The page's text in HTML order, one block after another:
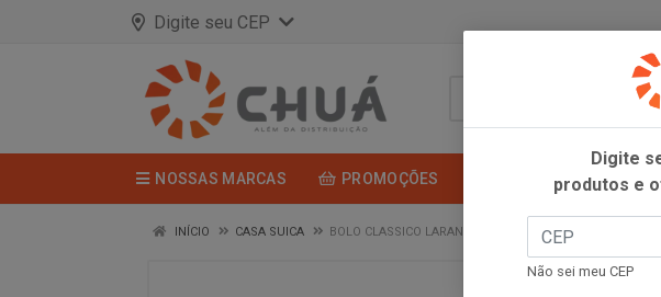
Digite seu CEP
NOSSAS MARCAS PROMOÇÕES
INÍCIO CASA SUICA BOLO CLASSICO LARANJA 370G CS
Digite
produtos e
Não sei meu CEP